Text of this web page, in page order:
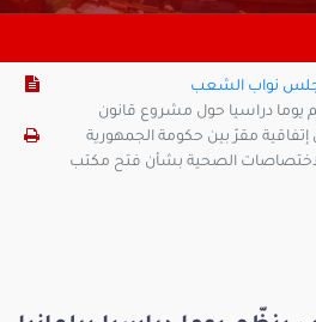
نواب الشعب
دراسيا حول مشروع قانون
مقرّ بين حكومة الجمهورية
الصحية بشأن فتح مكتب